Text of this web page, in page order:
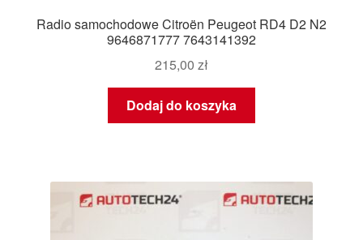
Radio samochodowe Citroën Peugeot RD4 D2 N2
9646871777 7643141392
215,00 zł
Dodaj do koszyka